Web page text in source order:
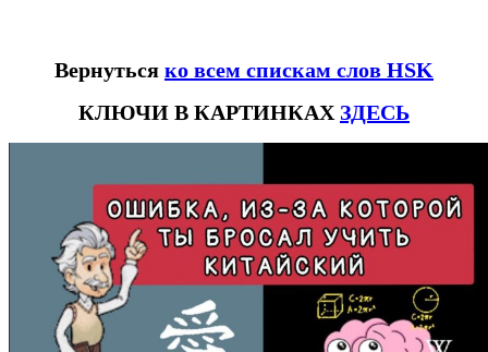
Вернуться ко всем спискам слов HSK
КЛЮЧИ В КАРТИНКАХ ЗДЕСЬ